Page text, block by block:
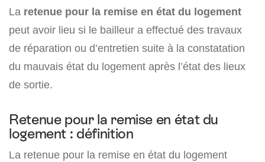
La retenue pour la remise en état du logement
peut avoir lieu si le bailleur a effectué des travaux
de réparation ou d’entretien suite à la constatation
du mauvais état du logement après l’état des lieux
de sortie.
Retenue pour la remise en état du
logement : définition
La retenue pour la remise en état du logement